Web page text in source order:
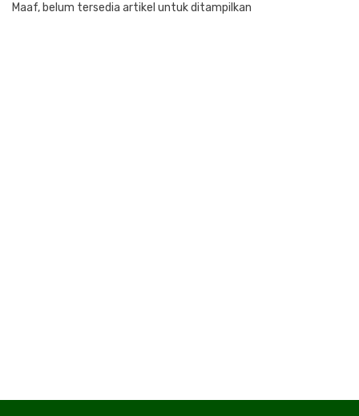
Maaf, belum tersedia artikel untuk ditampilkan